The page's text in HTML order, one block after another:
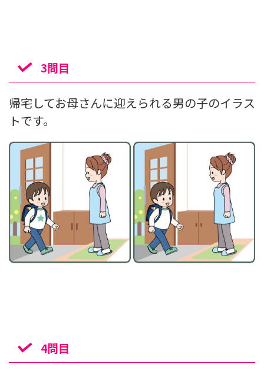
3問目
帰宅してお母さんに迎えられる男の子のイラス
トです。
4問目